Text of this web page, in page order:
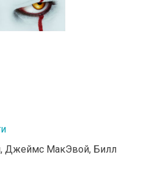
Джеймс МакЭвой, Билл